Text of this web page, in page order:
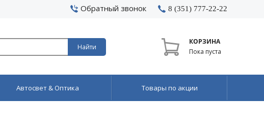
Обратный звонок 8 (351) 777-22-22
Найти
КОРЗИНА
Пока пуста
Автосвет & Оптика Товары по акции